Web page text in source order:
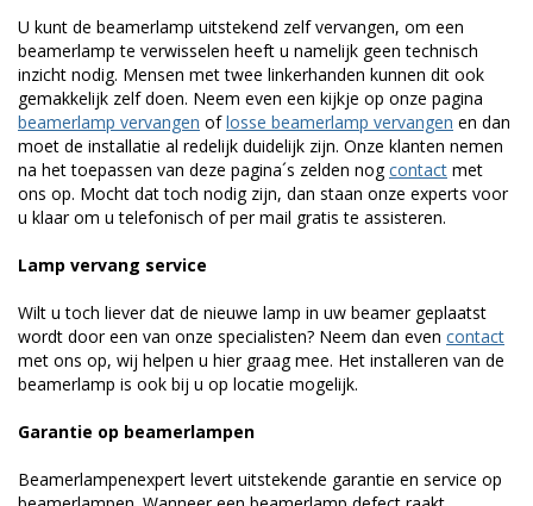
U kunt de beamerlamp uitstekend zelf vervangen, om een
beamerlamp te verwisselen heeft u namelijk geen technisch
inzicht nodig. Mensen met twee linkerhanden kunnen dit ook
gemakkelijk zelf doen. Neem even een kijkje op onze pagina
beamerlamp vervangen oflosse beamerlamp vervangen en dan
moet de installatie al redelijk duidelijk zijn. Onze klanten nemen
na het toepassen van deze pagina´s zelden nogcontact met
ons op. Mocht dat toch nodig zijn, dan staan onze experts voor
u klaar om u telefonisch of per mail gratis te assisteren.
Lamp vervang service
Wilt u toch liever dat de nieuwe lamp in uw beamer geplaatst
wordt door een van onze specialisten? Neem dan even contact
met ons op, wij helpen u hier graag mee. Het installeren van de
beamerlamp is ook bij u op locatie mogelijk.
Garantie op beamerlampen
Beamerlampenexpert levert uitstekende garantie en service op